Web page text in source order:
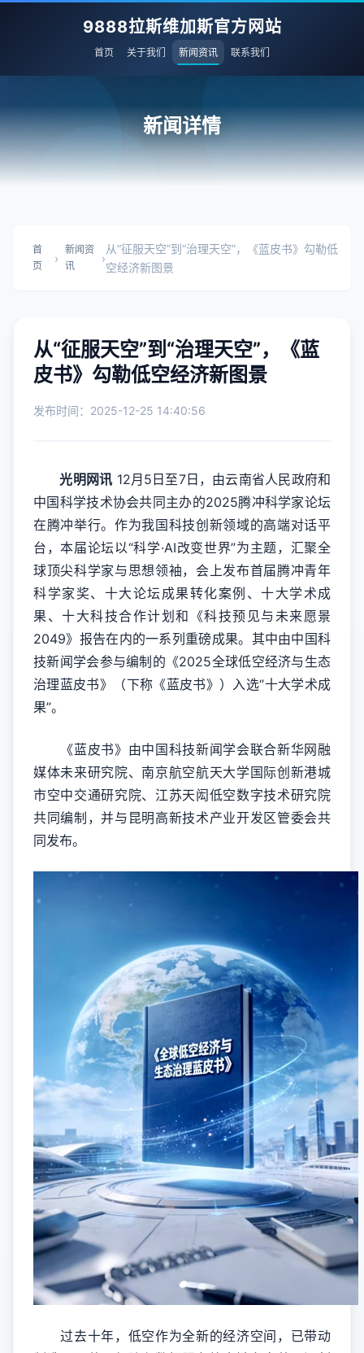
9888拉斯维加斯官方网站
首页 关于我们 新闻资讯 联系我们
新闻详情
首
页
›
新闻资
讯
›
从“征服天空”到“治理天空”，《蓝皮书》勾勒低
空经济新图景
从“征服天空”到“治理天空”，《蓝
皮书》勾勒低空经济新图景
发布时间：2025-12-25 14:40:56
光明网讯 12月5日至7日，由云南省人民政府和
中国科学技术协会共同主办的2025腾冲科学家论坛
在腾冲举行。作为我国科技创新领域的高端对话平
台，本届论坛以“科学·AI改变世界”为主题，汇聚全
球顶尖科学家与思想领袖，会上发布首届腾冲青年
科学家奖、十大论坛成果转化案例、十大学术成
果、十大科技合作计划和《科技预见与未来愿景
2049》报告在内的一系列重磅成果。其中由中国科
技新闻学会参与编制的《2025全球低空经济与生态
治理蓝皮书》（下称《蓝皮书》）入选“十大学术成
果”。
《蓝皮书》由中国科技新闻学会联合新华网融
媒体未来研究院、南京航空航天大学国际创新港城
市空中交通研究院、江苏天闳低空数字技术研究院
共同编制，并与昆明高新技术产业开发区管委会共
同发布。
过去十年，低空作为全新的经济空间，已带动